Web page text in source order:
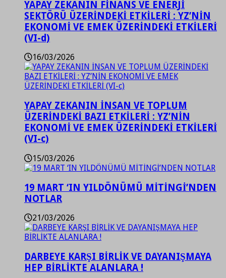
YAPAY ZEKANIN FİNANS VE ENERJİ
SEKTÖRÜ ÜZERİNDEKİ ETKİLERİ : YZ’NİN
EKONOMİ VE EMEK ÜZERİNDEKİ ETKİLERİ
(VI-d)
16/03/2026
YAPAY ZEKANIN İNSAN VE TOPLUM
ÜZERİNDEKİ BAZI ETKİLERİ : YZ’NİN
EKONOMİ VE EMEK ÜZERİNDEKİ ETKİLERİ
(VI-c)
15/03/2026
19 MART ‘IN YILDÖNÜMÜ MİTİNGİ’NDEN
NOTLAR
21/03/2026
DARBEYE KARŞI BİRLİK VE DAYANIŞMAYA
HEP BİRLİKTE ALANLARA !